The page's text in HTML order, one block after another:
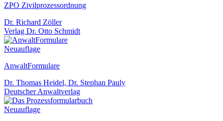
ZPO Zivilprozessordnung
Dr. Richard Zöller
Verlag Dr. Otto Schmidt
Neuauflage
AnwaltFormulare
Dr. Thomas Heidel, Dr. Stephan Pauly
Deutscher Anwaltverlag
Neuauflage